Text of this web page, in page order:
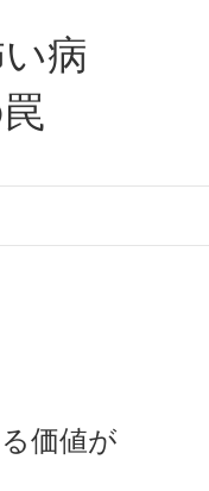
病
価値が